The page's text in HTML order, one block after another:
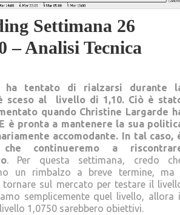
Settimana 26
– Analisi Tecnica
ha tentato di rialzarsi durante
sceso al livello di 1,10. Ciò è
quando Christine Largarde
è pronta a mantenere la sua
accomodante. In tal caso,
continueremo a
. Per questa settimana, credo
un rimbalzo a breve termine, ma
sul mercato per testare il
semplicemente quel livello, allora
1,0750 sarebbero obiettivi.